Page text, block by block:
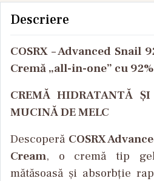
Descriere
COSRX – Advanced Snail
Cremă „all-in-one” cu
CREMĂ HIDRATANTĂ ȘI
MUCINĂ DE MELC
Descoperă COSRX
Cream, o cremă tip
mătăsoasă și absorbție